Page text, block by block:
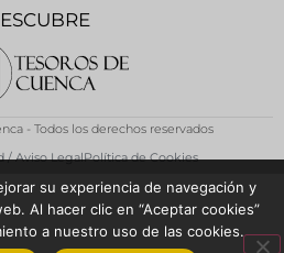
- Todos los derechos reservados
/ Aviso LegalPolítica de Cookies
su experiencia de navegación y
Al hacer clic en “Aceptar cookies”
a nuestro uso de las cookies.